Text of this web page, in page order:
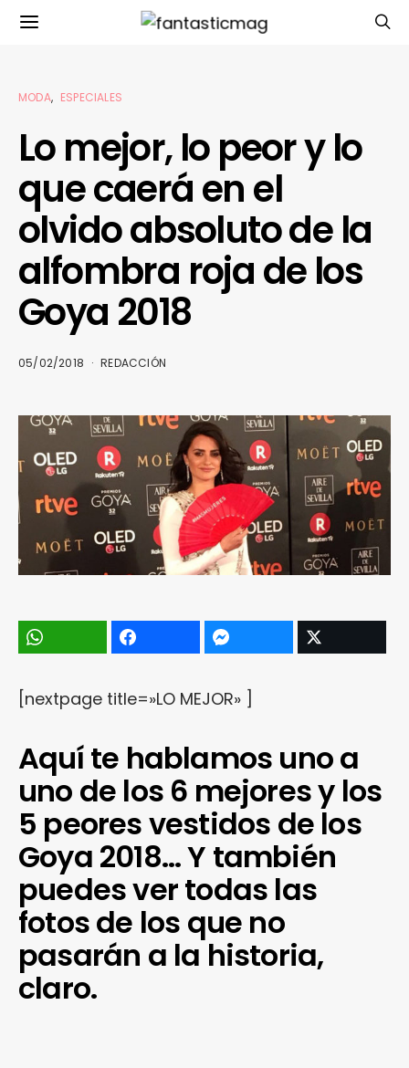
MODA ESPECIALES
Lo mejor, lo peor y lo
que caerá en el
olvido absoluto de la
alfombra roja de los
Goya 2018
05/02/2018 REDACCIÓN
[nextpage title=»LO MEJOR» ]
Aquí te hablamos uno a
uno de los 6 mejores y los
5 peores vestidos de los
Goya 2018… Y también
puedes ver todas las
fotos de los que no
pasarán a la historia,
claro.